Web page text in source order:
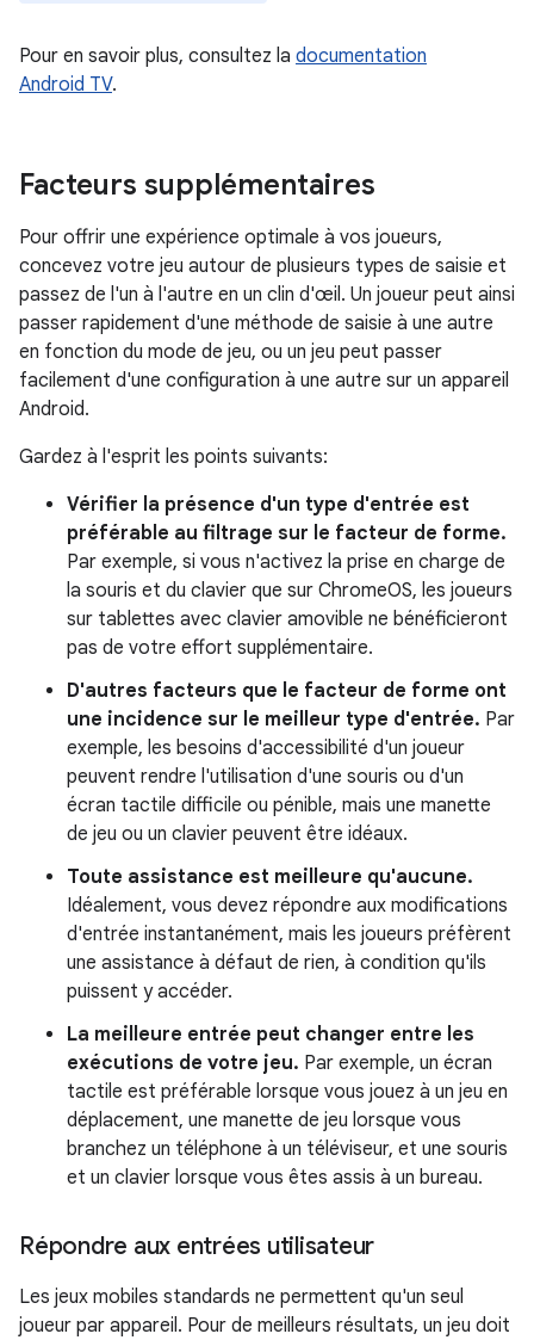
Pour en savoir plus, consultez la documentation
Android TV.
Facteurs supplémentaires
Pour offrir une expérience optimale à vos joueurs,
concevez votre jeu autour de plusieurs types de saisie et
passez de l'un à l'autre en un clin d'œil. Un joueur peut ainsi
passer rapidement d'une méthode de saisie à une autre
en fonction du mode de jeu, ou un jeu peut passer
facilement d'une configuration à une autre sur un appareil
Android.
Gardez à l'esprit les points suivants:
Vérifier la présence d'un type d'entrée est
préférable au filtrage sur le facteur de forme.
Par exemple, si vous n'activez la prise en charge de
la souris et du clavier que sur ChromeOS, les joueurs
sur tablettes avec clavier amovible ne bénéficieront
pas de votre effort supplémentaire.
D'autres facteurs que le facteur de forme ont
une incidence sur le meilleur type d'entrée. Par
exemple, les besoins d'accessibilité d'un joueur
peuvent rendre l'utilisation d'une souris ou d'un
écran tactile difficile ou pénible, mais une manette
de jeu ou un clavier peuvent être idéaux.
Toute assistance est meilleure qu'aucune.
Idéalement, vous devez répondre aux modifications
d'entrée instantanément, mais les joueurs préfèrent
une assistance à défaut de rien, à condition qu'ils
puissent y accéder.
La meilleure entrée peut changer entre les
exécutions de votre jeu. Par exemple, un écran
tactile est préférable lorsque vous jouez à un jeu en
déplacement, une manette de jeu lorsque vous
branchez un téléphone à un téléviseur, et une souris
et un clavier lorsque vous êtes assis à un bureau.
Répondre aux entrées utilisateur
Les jeux mobiles standards ne permettent qu'un seul
joueur par appareil. Pour de meilleurs résultats, un jeu doit